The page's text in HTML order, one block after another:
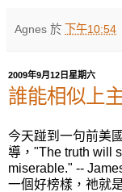
Agnes 於 下午10:54
2009年9月12日星期六
誰能相似上
今天踫到一句前美
導，"The truth will
miserable." --
一個好榜樣，祂就